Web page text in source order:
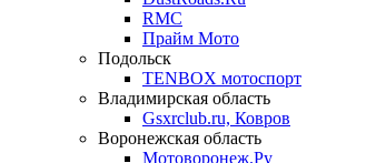
RMC
Прайм Мото
Подольск
TENBOX мотоспорт
Владимирская область
Gsxrclub.ru, Ковров
Воронежская область
Мотоворонеж.Ру